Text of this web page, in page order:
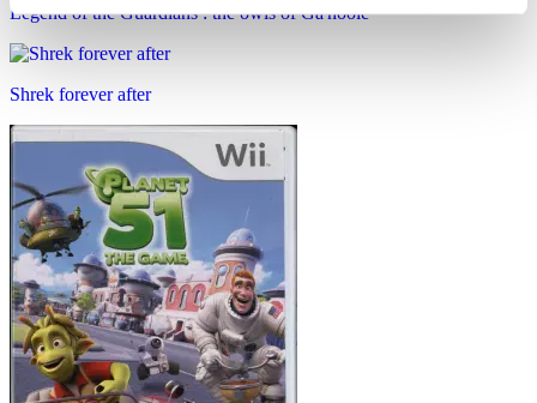
Legend of the Guardians : the owls of Ga'hoole
Shrek forever after